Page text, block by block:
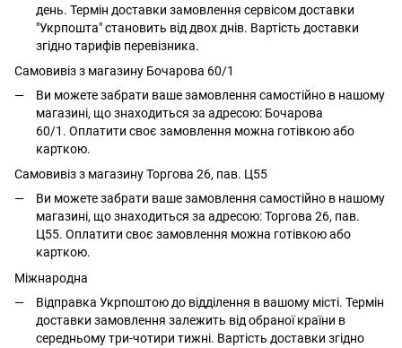
день. Термін доставки замовлення сервісом доставки
"Укрпошта" становить від двох днів. Вартість доставки
згідно тарифів перевізника.
Самовивіз з магазину Бочарова 60/1
Ви можете забрати ваше замовлення самостійно в нашому
магазині, що знаходиться за адресою: Бочарова
60/1. Оплатити своє замовлення можна готівкою або
карткою.
Самовивіз з магазину Торгова 26, пав. Ц55
Ви можете забрати ваше замовлення самостійно в нашому
магазині, що знаходиться за адресою: Торгова 26, пав.
Ц55. Оплатити своє замовлення можна готівкою або
карткою.
Міжнародна
Відправка Укрпоштою до відділення в вашому місті. Термін
доставки замовлення залежить від обраної країни в
середньому три-чотири тижні. Вартість доставки згідно